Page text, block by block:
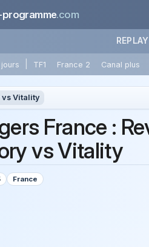
programme.com
REPLAY
TF1 France 2 Canal plus
vs Vitality
France :
vs Vitality
France